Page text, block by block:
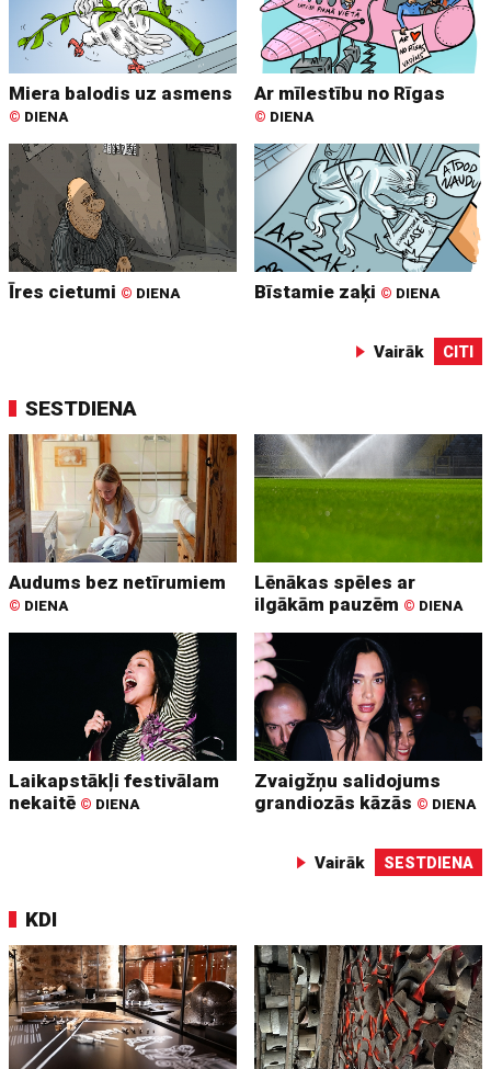
Miera balodis uz asmens
© DIENA
Ar mīlestību no Rīgas
© DIENA
Īres cietumi © DIENA Bīstamie zaķi © DIENA
Vairāk CITI
SESTDIENA
Audums bez netīrumiem
© DIENA
Lēnākas spēles ar
ilgākām pauzēm © DIENA
Laikapstākļi festivālam
nekaitē © DIENA
Zvaigžņu salidojums
grandiozās kāzās © DIENA
Vairāk SESTDIENA
KDI